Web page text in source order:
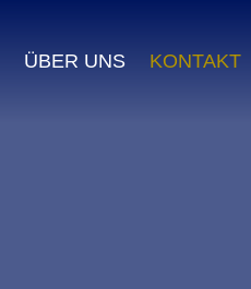
ÜBER UNS KONTAKT